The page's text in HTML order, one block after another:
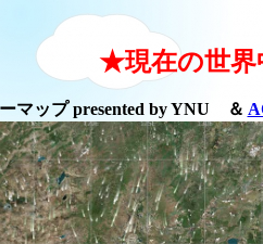
★現在の世界
マップ presented by YNU ＆